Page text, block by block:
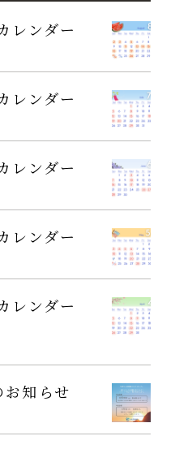
レンダー
レンダー
レンダー
レンダー
レンダー
知らせ